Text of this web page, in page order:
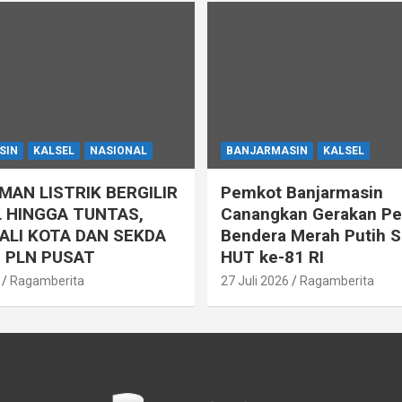
KALSEL NASIONAL
LISTRIK BERGILIR
HINGGA TUNTAS,
KOTA DAN SEKDA
PLN PUSAT
Ragamberita
BANJARMASIN KALSEL
Pemkot Banjarmasin
Canangkan Gerakan
Bendera Merah Putih
HUT ke-81 RI
27 Juli 2026 Ragamberita